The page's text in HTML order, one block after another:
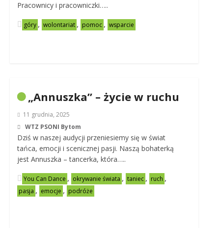
Pracownicy i pracowniczki…..
góry , wolontariat , pomoc , wsparcie
„Annuszka” – życie w ruchu
11 grudnia, 2025
WTZ PSONI Bytom
Dziś w naszej audycji przeniesiemy się w świat
tańca, emocji i scenicznej pasji. Naszą bohaterką
jest Annuszka – tancerka, która…..
You Can Dance , okrywanie świata , taniec , ruch ,
pasja , emocje , podróże